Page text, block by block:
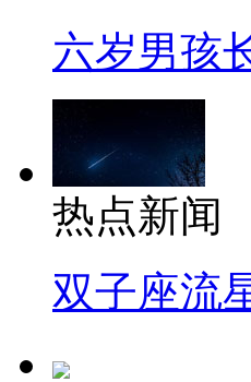
六岁男孩
热点新闻
双子座流